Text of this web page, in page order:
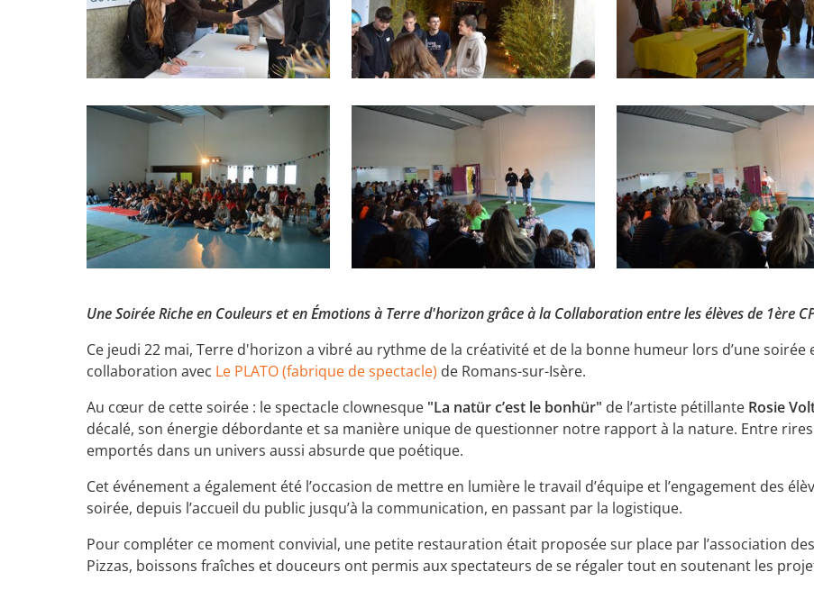
Une Soirée Riche en Couleurs et en Émotions à Terre d'horizon grâce à la Collaboration entre les élèves de 1ère
Ce jeudi 22 mai, Terre d'horizon a vibré au rythme de la créativité et de la bonne humeur lors d’une
collaboration avec Le PLATO (fabrique de spectacle) de Romans-sur-Isère.
Au cœur de cette soirée : le spectacle clownesque "La natür c’est le bonhür" de l’artiste pétillante Rosie
décalé, son énergie débordante et sa manière unique de questionner notre rapport à la nature. Entre
emportés dans un univers aussi absurde que poétique.
Cet événement a également été l’occasion de mettre en lumière le travail d’équipe et l’engagement des
soirée, depuis l’accueil du public jusqu’à la communication, en passant par la logistique.
Pour compléter ce moment convivial, une petite restauration était proposée sur place par l’association des
Pizzas, boissons fraîches et douceurs ont permis aux spectateurs de se régaler tout en soutenant les